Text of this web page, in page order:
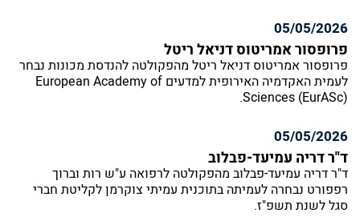
05/05/2026
פרופסור אמריטוס דניאל ריטל
פרופסור אמריטוס דניאל ריטל מהפקולטה להנדסת מכונות נבחר
לעמית האקדמיה האירופית למדעים European Academy of
Sciences (EurASc).
05/05/2026
ד"ר דריה עמיעד-פבלוב
ד"ר דריה עמיעד-פבלוב מהפקולטה לרפואה ע"ש רות וברוך
רפפורט נבחרה לעמיתה בתוכנית עמיתי צוקרמן לקליטת חברי
סגל לשנת תשפ"ז.